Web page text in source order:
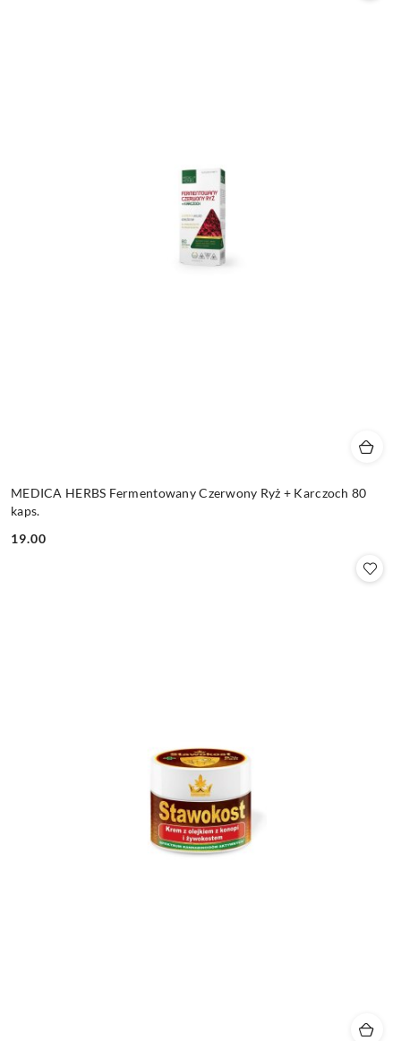
MEDICA HERBS Fermentowany Czerwony Ryż + Karczoch 80
kaps.
Cena:
19.00